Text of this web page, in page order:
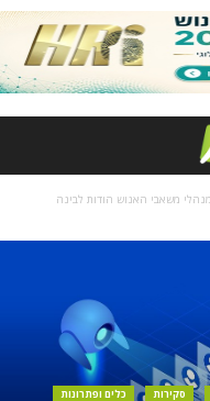
מנהלי משאבי האנוש הודות לבינה
סקירות
כלים ופתרונות